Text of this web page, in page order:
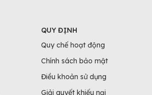
QUY ĐỊNH
Quy chế hoạt động
Chính sách bảo mật
Điều khoản sử dụng
Giải quyết khiếu nại